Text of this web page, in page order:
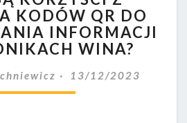
KORZYŚCI
Z
UŻYWANIA
QR
DO
KODÓW QR DO
INFORMACJI
WINA?
13/12/2023